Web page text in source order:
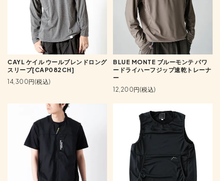
CAYL ケイル ウールブレンドロング
スリーブ[CAP082CH]
14,300円(税込)
BLUE MONTE ブルーモンテ パワ
ードライハーフジップ速乾トレーナ
ー
12,200円(税込)